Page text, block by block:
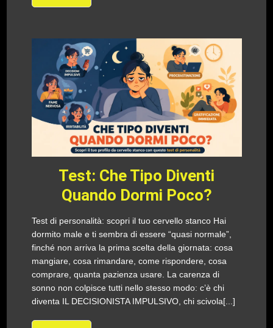
Test: Che Tipo Diventi
Quando Dormi Poco?
Test di personalità: scopri il tuo cervello stanco Hai
dormito male e ti sembra di essere “quasi normale”,
finché non arriva la prima scelta della giornata: cosa
mangiare, cosa rimandare, come rispondere, cosa
comprare, quanta pazienza usare. La carenza di
sonno non colpisce tutti nello stesso modo: c’è chi
diventa IL DECISIONISTA IMPULSIVO, chi scivola[...]